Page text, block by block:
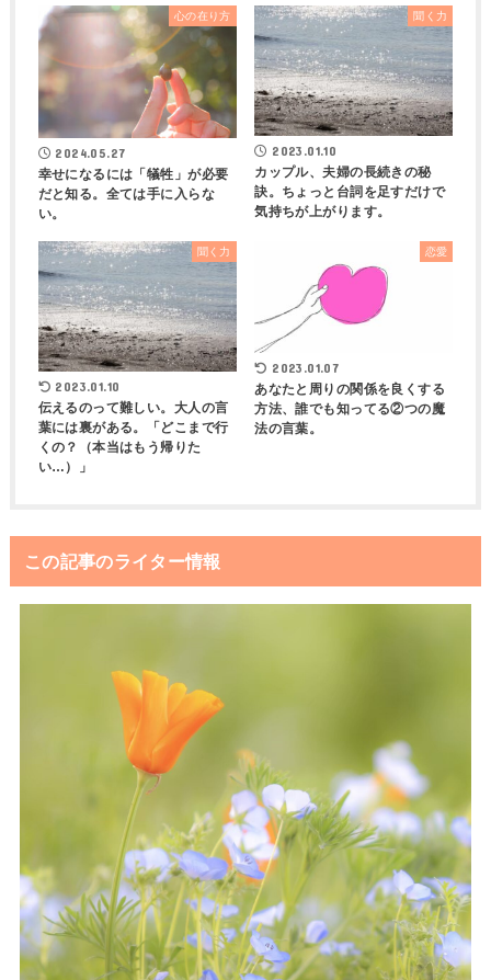
心の在り方
2024.05.27
幸せになるには「犠牲」が必要
だと知る。全ては手に入らな
い。
聞く力
2023.01.10
カップル、夫婦の長続きの秘
訣。ちょっと台詞を足すだけで
気持ちが上がります。
聞く力
2023.01.10
伝えるのって難しい。大人の言
葉には裏がある。「どこまで行
くの？（本当はもう帰りた
い…）」
恋愛
2023.01.07
あなたと周りの関係を良くする
方法、誰でも知ってる②つの魔
法の言葉。
この記事のライター情報